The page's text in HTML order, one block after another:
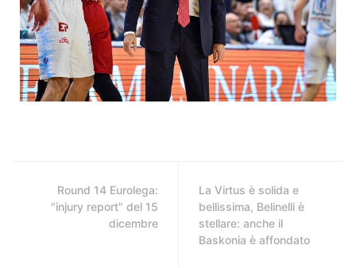
Round 14 Eurolega:
"injury report" del 15
dicembre
La Virtus è solida e
bellissima, Belinelli è
stellare: anche il
Baskonia è affondato